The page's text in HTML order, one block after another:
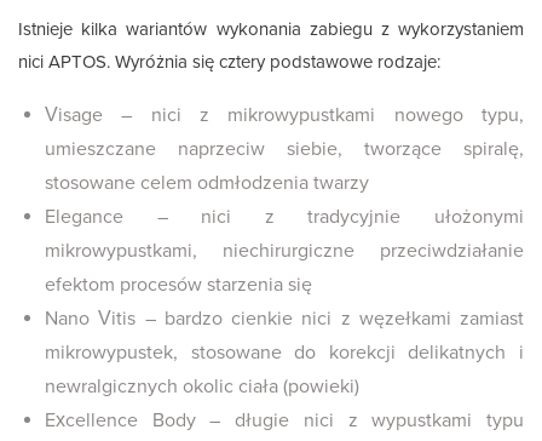
Istnieje kilka wariantów wykonania zabiegu z wykorzystaniem
nici APTOS. Wyróżnia się cztery podstawowe rodzaje:
Visage – nici z mikrowypustkami nowego typu,
umieszczane naprzeciw siebie, tworzące spiralę,
stosowane celem odmłodzenia twarzy
Elegance – nici z tradycyjnie ułożonymi
mikrowypustkami, niechirurgiczne przeciwdziałanie
efektom procesów starzenia się
Nano Vitis – bardzo cienkie nici z węzełkami zamiast
mikrowypustek, stosowane do korekcji delikatnych i
newralgicznych okolic ciała (powieki)
Excellence Body – długie nici z wypustkami typu